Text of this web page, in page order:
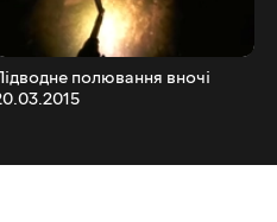
полювання вночі